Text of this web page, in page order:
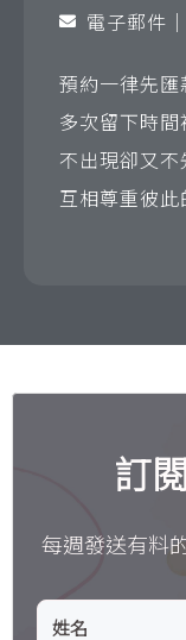
電子郵件｜
預約一律先
多次留下時
不出現卻又
互相尊重彼
訂
每週發送有料